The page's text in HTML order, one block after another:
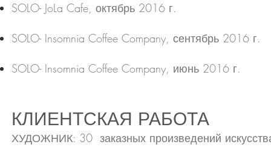
SOLO- JoLa Cafe, октябрь 2016 г.
SOLO- Insomnia Coffee Company, сентябрь 2016 г.
SOLO- Insomnia Coffee Company, июнь 2016 г.
КЛИЕНТСКАЯ РАБОТА
ХУДОЖНИК: 30 заказных произведений